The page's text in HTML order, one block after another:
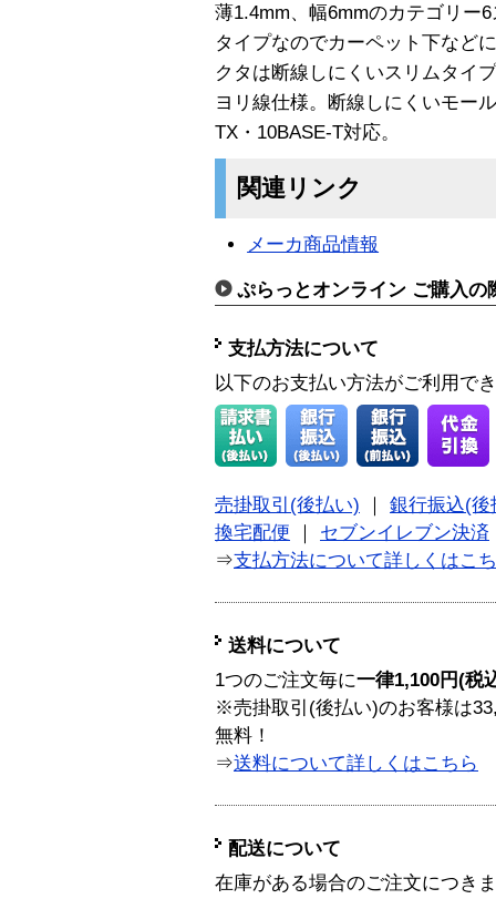
薄1.4mm、幅6mmのカテゴリー
タイプなのでカーペット下など
クタは断線しにくいスリムタイ
ヨリ線仕様。断線しにくいモー
TX・10BASE-T対応。
関連リンク
メーカ商品情報
ぷらっとオンライン ご購入の
支払方法について
以下のお支払い方法がご利用で
売掛取引(後払い)
銀行振込(後
換宅配便
セブンイレブン決済
⇒支払方法について詳しくはこ
送料について
1つのご注文毎に一律1,100円(税
※売掛取引(後払い)のお客様は
無料！
⇒送料について詳しくはこちら
配送について
在庫がある場合のご注文につき